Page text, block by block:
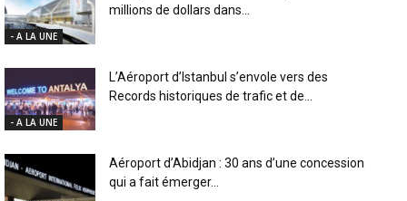
- A LA UNE
millions de dollars dans...
- A LA UNE
L’Aéroport d’Istanbul s’envole vers des
Records historiques de trafic et de...
Aéroport d’Abidjan : 30 ans d’une concession
qui a fait émerger...